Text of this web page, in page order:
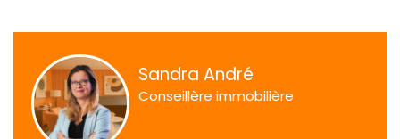
Sandra André
Conseillère immobilière